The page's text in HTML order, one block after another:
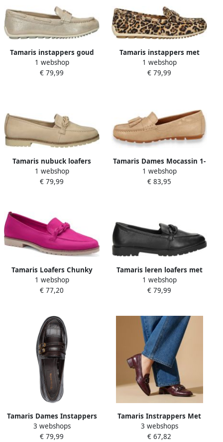
Tamaris instappers goud
1 webshop
€ 79,99
Tamaris instappers met
panterprint beige zwart
1 webshop
€ 79,99
Tamaris nubuck loafers
beige
1 webshop
€ 79,99
Tamaris Dames Mocassin 1-
24600-42 179
1 webshop
€ 83,95
Tamaris Loafers Chunky
slipper plateau slipper met
zijstretch-inzetten
1 webshop
€ 77,20
Tamaris leren loafers met
ketting zwart
1 webshop
€ 79,99
Tamaris Dames Instappers
1-24348-45 396
3 webshops
€ 79,99
Tamaris Instrappers Met
Hak bordeauxrood
3 webshops
€ 67,82